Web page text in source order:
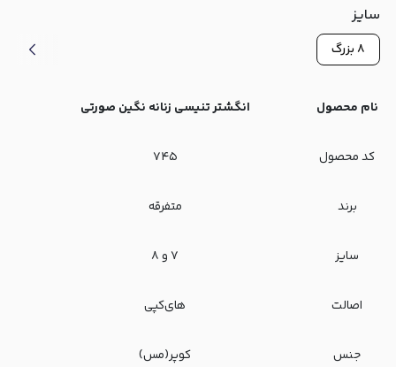
سایز
۸ بزرگ
نام محصول انگشتر تنیسی زنانه نگین صورتی
کد محصول ۷۴۵
برند متفرقه
سایز ۷ و ۸
اصالت های‌کپی
جنس کوپر(مس)